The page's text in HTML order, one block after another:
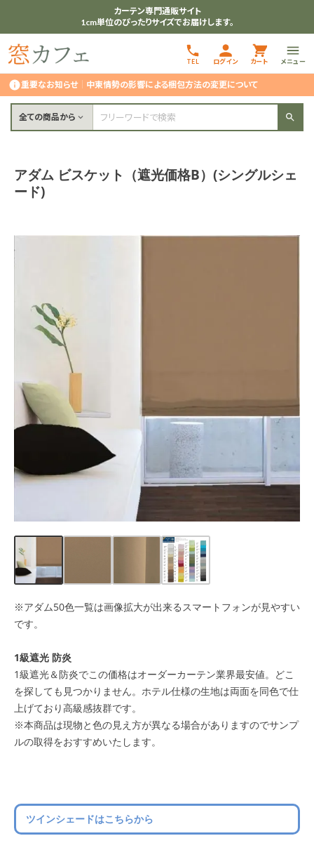
カーテン専門通販サイト
1cm単位のぴったりサイズでお届けします。
TEL ログイン カート メニュー
重要なお知らせ｜ 中東情勢の影響による梱包方法の変更について
全ての商品から
アダム ビスケット（遮光価格B）(シングルシェ
ード)
※アダム50色一覧は画像拡大が出来るスマートフォンが見やすい
です。
1級遮光 防炎
1級遮光＆防炎でこの価格はオーダーカーテン業界最安値。どこ
を探しても見つかりません。ホテル仕様の生地は両面を同色で仕
上げており高級感抜群です。
※本商品は現物と色の見え方が異なる場合がありますのでサンプ
ルの取得をおすすめいたします。
ツインシェードはこちらから